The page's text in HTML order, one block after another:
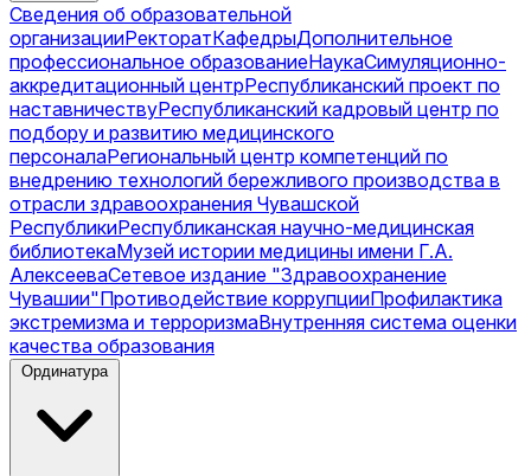
Сведения об образовательной
организацииРекторатКафедрыДополнительное
профессиональное образованиеНаукаСимуляционно-
аккредитационный центрРеспубликанский проект по
наставничествуРеспубликанский кадровый центр по
подбору и развитию медицинского
персоналаРегиональный центр компетенций по
внедрению технологий бережливого производства в
отрасли здравоохранения Чувашской
РеспубликиРеспубликанская научно-медицинская
библиотекаМузей истории медицины имени Г.А.
АлексееваСетевое издание "Здравоохранение
Чувашии"Противодействие коррупцииПрофилактика
экстремизма и терроризмаВнутренняя система оценки
качества образования
Ординатура